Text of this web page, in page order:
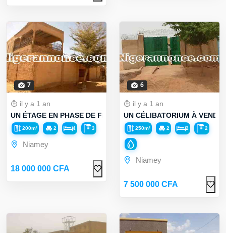
7
il y a 1 an
UN ÉTAGE EN PHASE DE FINITION À VENDRE
200m² 2 4 3
Niamey
18 000 000 CFA
6
il y a 1 an
UN CÉLIBATORIUM À
250m² 2 2 2
Niamey
7 500 000 CFA